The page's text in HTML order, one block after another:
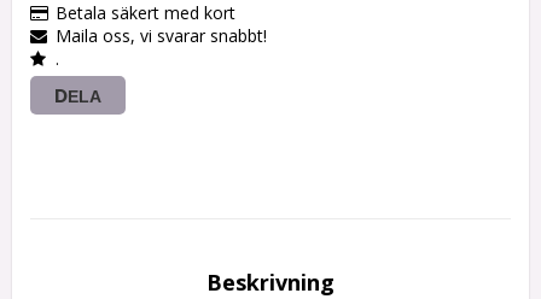
Betala säkert med kort
Maila oss, vi svarar snabbt!
.
DELA
Beskrivning